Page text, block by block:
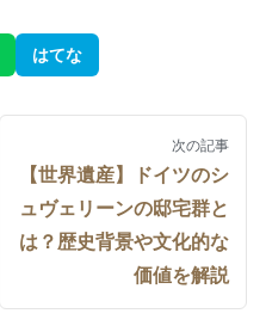
はてな
次の記事
【世界遺産】ドイツのシ
ュヴェリーンの邸宅群と
は？歴史背景や文化的な
価値を解説